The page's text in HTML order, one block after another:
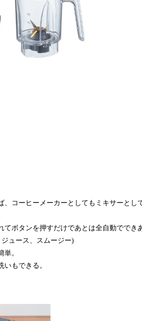
コーヒーメーカーとしてもミキサーとし
ボタンを押すだけであとは全自動ででき
ュース、スムージー)
。
もできる。